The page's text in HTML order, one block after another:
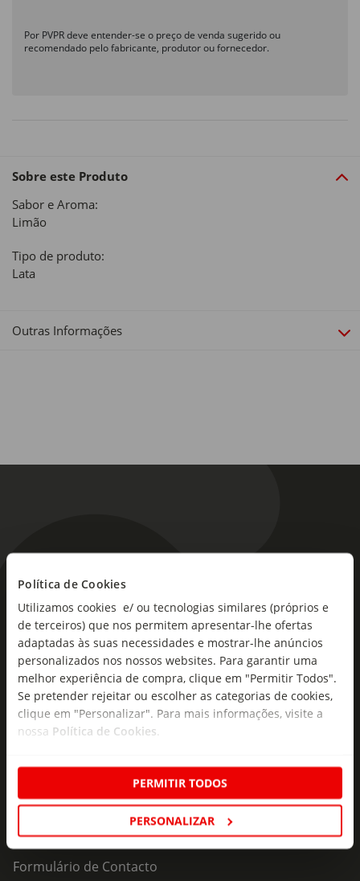
Política de Cookies
Utilizamos cookies e/ ou tecnologias similares (próprios e
de terceiros) que nos permitem apresentar-lhe ofertas
adaptadas às suas necessidades e mostrar-lhe anúncios
personalizados nos nossos websites. Para garantir uma
melhor experiência de compra, clique em "Permitir Todos".
Se pretender rejeitar ou escolher as categorias de cookies,
clique em "Personalizar". Para mais informações, visite a
nossa Política de Cookies
PERMITIR TODOS
PERSONALIZAR
Por PVPR deve entender-se o preço de venda sugerido ou
recomendado pelo fabricante, produtor ou fornecedor.
Sobre este Produto
Sabor e Aroma:
Limão
Tipo de produto:
Lata
Outras Informações
As novidades mais frescas no
seu e-mail!
Subscreva e descubra campanhas exclusivas,
ofertas e novidades para si.
Insira o seu e-
mail
Subscrever
Fale Connosco
Formulário de Contacto